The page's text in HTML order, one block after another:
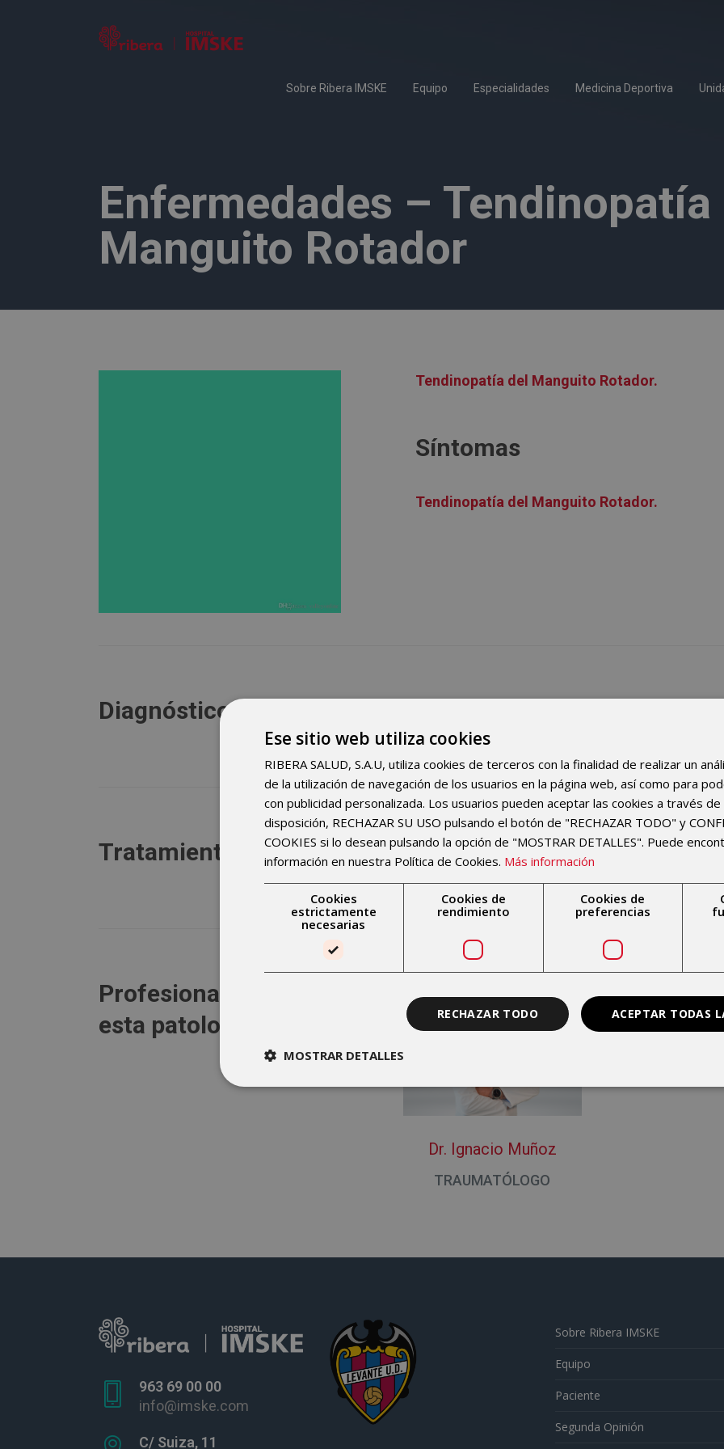
Sobre Ribera IMSKE Equipo Especialidades Medicina Deportiva
Enfermedades – Tendinopatía
Manguito Rotador
Tendinopatía del Manguito Rotador.
Síntomas
Tendinopatía del Manguito Rotador.
Diagnóstico
Tratamiento Tendinopatía del Manguito Rotador.
Profesionales que tratan
esta patología
Dr. Ignacio Muñoz
TRAUMATÓLOGO
963 69 00 00
info@imske.com
C/ Suiza, 11
Sobre Ribera IMSKE
Equipo
Paciente
Segunda Opinión
Ese sitio web utiliza cookies
RIBERA SALUD, S.A.U, utiliza cookies de terceros con la finalidad de realizar un
de la utilización de navegación de los usuarios en la página web, así como para
con publicidad personalizada. Los usuarios pueden aceptar las cookies a través de
disposición, RECHAZAR SU USO pulsando el botón de "RECHAZAR TODO" y
COOKIES si lo desean pulsando la opción de "MOSTRAR DETALLES". Puede
información en nuestra Política de Cookies. Más información
Cookies
estrictamente
necesarias
Cookies de
rendimiento
Cookies de
preferencias
ACEPTAR TODAS
RECHAZAR TODO
MOSTRAR DETALLES